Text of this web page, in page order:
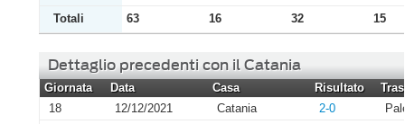
Totali
63 16 32 15
Dettaglio precedenti con il Catania
Giornata Data Casa Risultato
18
12/12/2021 Catania 2-0